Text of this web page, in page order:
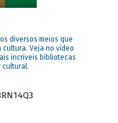
diversos meios que
cultura. Veja no vídeo
incríveis bibliotecas
cultural.